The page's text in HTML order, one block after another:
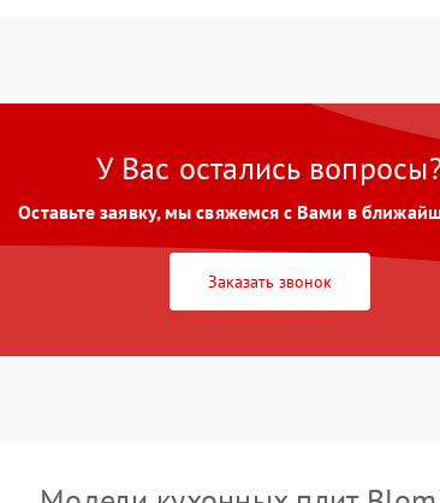
У Вас остались
Оставьте заявку, мы свяжемся с Вами в
Заказать звонок